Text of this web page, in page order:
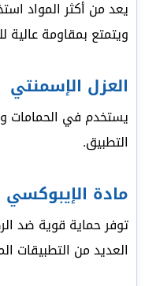
يعد من أكثر المواد
ويتمتع بمقاومة عالية
العزل الإسمنتي
يستخدم في الحمامات
التطبيق.
مادة الإيبوكسي
توفر حماية قوية ضد
العديد من التطبيقات